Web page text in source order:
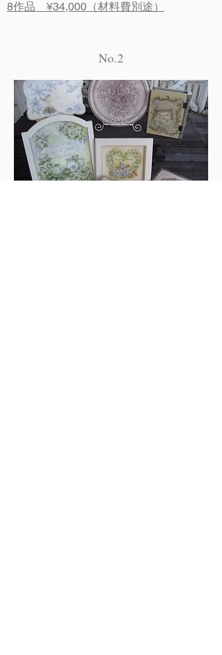
8作品 ¥34,000（材料費別途）
No.2